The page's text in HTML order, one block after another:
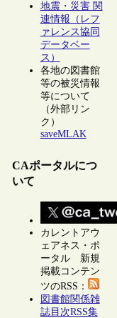
地震・災害 関
連情報（レフ
ァレンス協同
データベー
ス）
各地の図書館
等の被災情報
等について
（外部リン
ク）
saveMLAK
CAポータルにつ
いて
カレントアウ
ェアネス・ポ
ータル 新規
掲載コンテン
ツのRSS：
図書館関係雑
誌目次RSS集